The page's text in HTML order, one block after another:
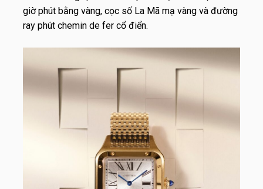
giờ phút bằng vàng, cọc số La Mã mạ vàng và đường
ray phút chemin de fer cổ điển.